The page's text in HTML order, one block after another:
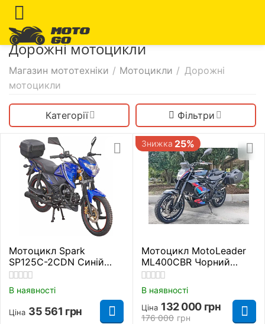
Дорожні мотоцикли
Магазин мототехніки / Мотоцикли / Дорожні
мотоцикли
Категорії Фільтри
Мотоцикл Spark
SP125C-2CDN Синій
Дорожній
В наявності
Ціна 35 561 грн
Знижка 25%
Мотоцикл MotoLeader
ML400CBR Чорний
Дорожній
В наявності
176 000 грн
Ціна 132 000 грн